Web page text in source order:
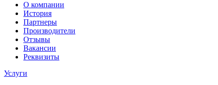
О компании
История
Партнеры
Производители
Отзывы
Вакансии
Реквизиты
Услуги